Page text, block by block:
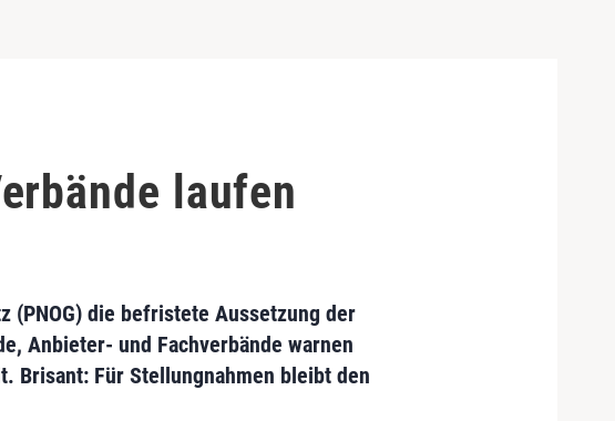
laufen
(PNOG) die befristete Aussetzung der
Anbieter- und Fachverbände warnen
Brisant: Für Stellungnahmen bleibt den